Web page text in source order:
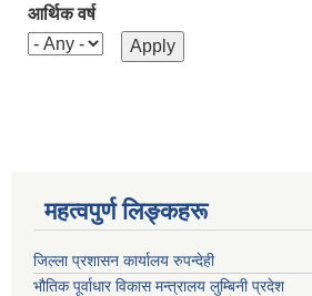
आर्थिक वर्ष
महत्वपुर्ण लिङ्कहरू
जिल्ला प्रशासन कार्यालय रुपन्देही
भौतिक पूर्वाधार विकास मन्त्रालय लुम्बिनी प्रदेश